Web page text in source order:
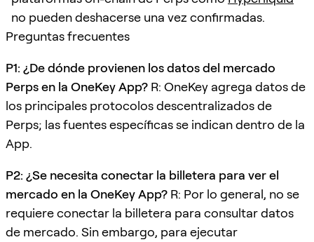
no pueden deshacerse una vez confirmadas.
Preguntas frecuentes
P1: ¿De dónde provienen los datos del mercado
Perps en la OneKey App? R: OneKey agrega datos de
los principales protocolos descentralizados de
Perps; las fuentes específicas se indican dentro de la
App.
P2: ¿Se necesita conectar la billetera para ver el
mercado en la OneKey App? R: Por lo general, no se
requiere conectar la billetera para consultar datos
de mercado. Sin embargo, para ejecutar